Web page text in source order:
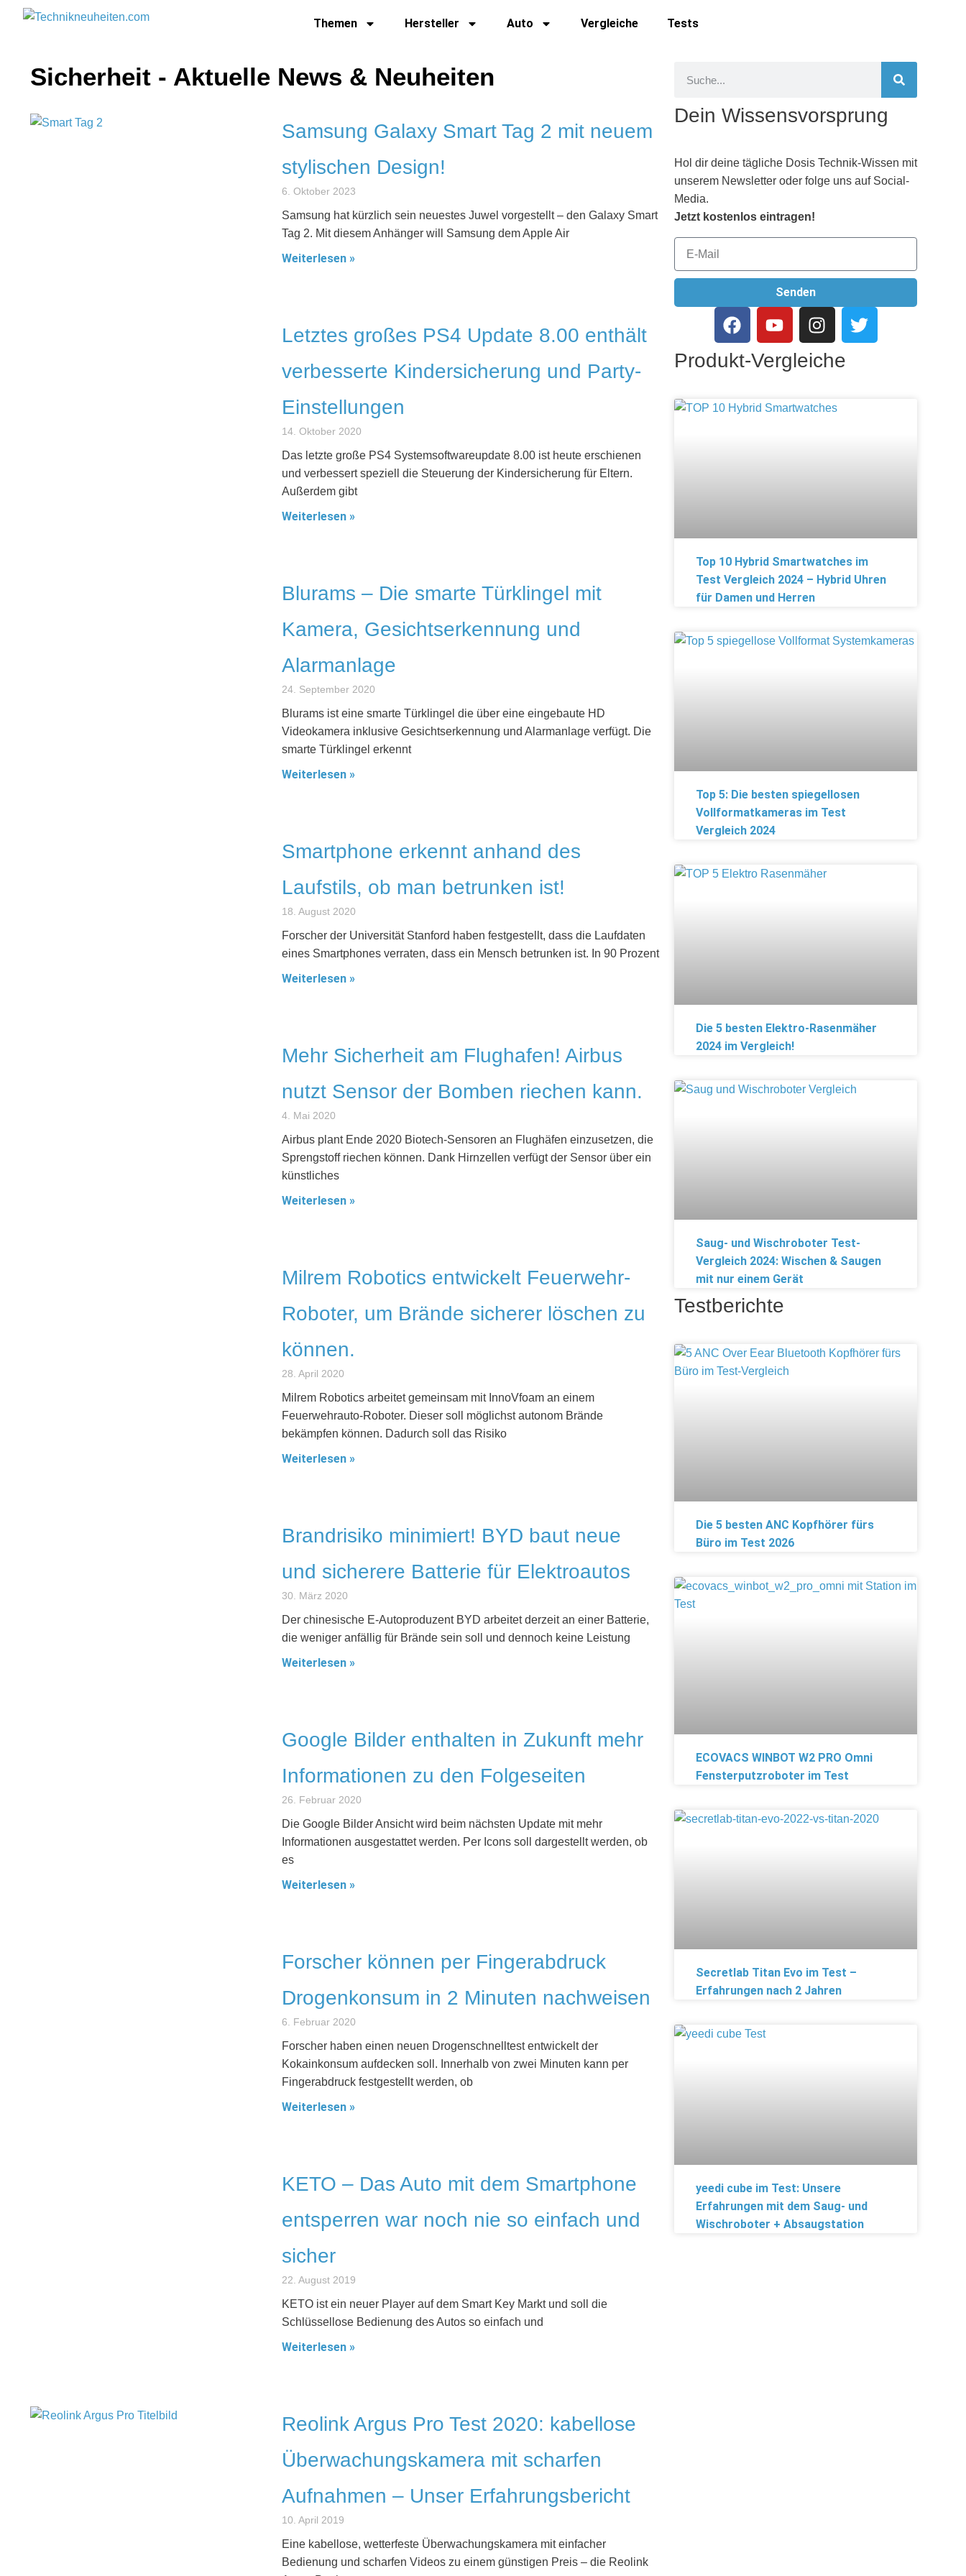
Themen Hersteller Auto Vergleiche Tests
Sicherheit - Aktuelle News & Neuheiten
Samsung Galaxy Smart Tag 2 mit neuem
stylischen Design!
6. Oktober 2023
Samsung hat kürzlich sein neuestes Juwel vorgestellt – den Galaxy Smart
Tag 2. Mit diesem Anhänger will Samsung dem Apple Air
Weiterlesen »
Letztes großes PS4 Update 8.00 enthält
verbesserte Kindersicherung und Party-
Einstellungen
14. Oktober 2020
Das letzte große PS4 Systemsoftwareupdate 8.00 ist heute erschienen
und verbessert speziell die Steuerung der Kindersicherung für Eltern.
Außerdem gibt
Weiterlesen »
Blurams – Die smarte Türklingel mit
Kamera, Gesichtserkennung und
Alarmanlage
24. September 2020
Blurams ist eine smarte Türklingel die über eine eingebaute HD
Videokamera inklusive Gesichtserkennung und Alarmanlage verfügt. Die
smarte Türklingel erkennt
Weiterlesen »
Smartphone erkennt anhand des
Laufstils, ob man betrunken ist!
18. August 2020
Forscher der Universität Stanford haben festgestellt, dass die Laufdaten
eines Smartphones verraten, dass ein Mensch betrunken ist. In 90 Prozent
Weiterlesen »
Mehr Sicherheit am Flughafen! Airbus
nutzt Sensor der Bomben riechen kann.
4. Mai 2020
Airbus plant Ende 2020 Biotech-Sensoren an Flughäfen einzusetzen, die
Sprengstoff riechen können. Dank Hirnzellen verfügt der Sensor über ein
künstliches
Weiterlesen »
Milrem Robotics entwickelt Feuerwehr-
Roboter, um Brände sicherer löschen zu
können.
28. April 2020
Milrem Robotics arbeitet gemeinsam mit InnoVfoam an einem
Feuerwehrauto-Roboter. Dieser soll möglichst autonom Brände
bekämpfen können. Dadurch soll das Risiko
Weiterlesen »
Brandrisiko minimiert! BYD baut neue
und sicherere Batterie für Elektroautos
30. März 2020
Der chinesische E-Autoproduzent BYD arbeitet derzeit an einer Batterie,
die weniger anfällig für Brände sein soll und dennoch keine Leistung
Weiterlesen »
Google Bilder enthalten in Zukunft mehr
Informationen zu den Folgeseiten
26. Februar 2020
Die Google Bilder Ansicht wird beim nächsten Update mit mehr
Informationen ausgestattet werden. Per Icons soll dargestellt werden, ob
es
Weiterlesen »
Forscher können per Fingerabdruck
Drogenkonsum in 2 Minuten nachweisen
6. Februar 2020
Forscher haben einen neuen Drogenschnelltest entwickelt der
Kokainkonsum aufdecken soll. Innerhalb von zwei Minuten kann per
Fingerabdruck festgestellt werden, ob
Weiterlesen »
KETO – Das Auto mit dem Smartphone
entsperren war noch nie so einfach und
sicher
22. August 2019
KETO ist ein neuer Player auf dem Smart Key Markt und soll die
Schlüssellose Bedienung des Autos so einfach und
Weiterlesen »
Reolink Argus Pro Test 2020: kabellose
Überwachungskamera mit scharfen
Aufnahmen – Unser Erfahrungsbericht
10. April 2019
Eine kabellose, wetterfeste Überwachungskamera mit einfacher
Bedienung und scharfen Videos zu einem günstigen Preis – die Reolink
Dein Wissensvorsprung
Hol dir deine tägliche Dosis Technik-Wissen mit
unserem Newsletter oder folge uns auf Social-
Media.
Jetzt kostenlos eintragen!
Senden
Produkt-Vergleiche
Top 10 Hybrid Smartwatches im
Test Vergleich 2024 – Hybrid Uhren
für Damen und Herren
Top 5: Die besten spiegellosen
Vollformatkameras im Test
Vergleich 2024
Die 5 besten Elektro-Rasenmäher
2024 im Vergleich!
Saug- und Wischroboter Test-
Vergleich 2024: Wischen & Saugen
mit nur einem Gerät
Testberichte
Die 5 besten ANC Kopfhörer fürs
Büro im Test 2026
ECOVACS WINBOT W2 PRO Omni
Fensterputzroboter im Test
Secretlab Titan Evo im Test –
Erfahrungen nach 2 Jahren
yeedi cube im Test: Unsere
Erfahrungen mit dem Saug- und
Wischroboter + Absaugstation